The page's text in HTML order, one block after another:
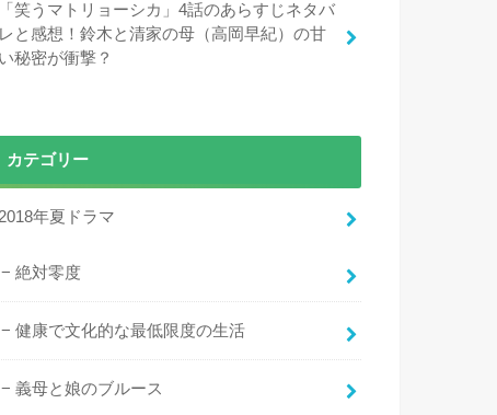
「笑うマトリョーシカ」4話のあらすじネタバ
レと感想！鈴木と清家の母（高岡早紀）の甘
い秘密が衝撃？
カテゴリー
2018年夏ドラマ
絶対零度
健康で文化的な最低限度の生活
義母と娘のブルース